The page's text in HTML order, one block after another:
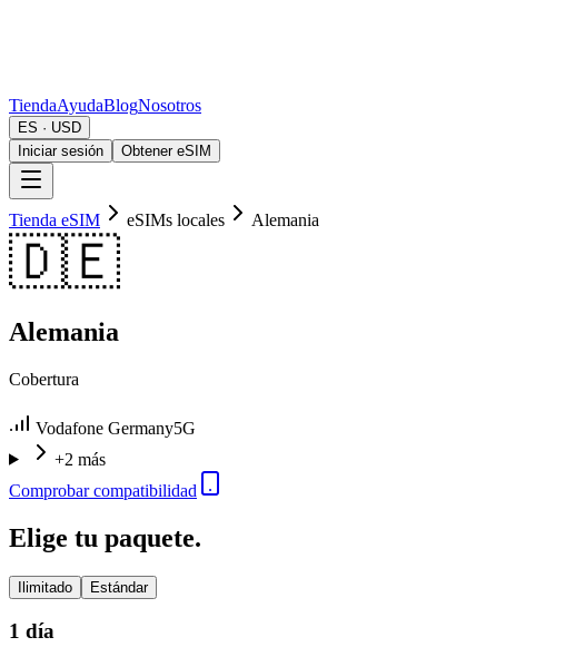
TiendaAyudaBlogNosotros
ES · USD
Iniciar sesión
Obtener eSIM
Tienda eSIM eSIMs locales Alemania
🇩🇪
Alemania
Cobertura
Vodafone Germany5G
+2 más
Comprobar compatibilidad
Elige tu paquete.
Ilimitado Estándar
1 día